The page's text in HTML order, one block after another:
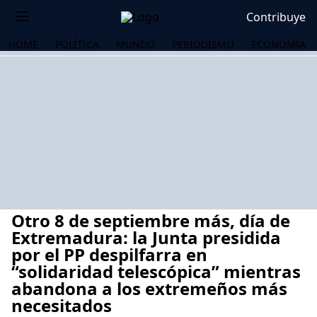
Contribuye
HOME POLÍTICA MUNDO PERIODISMO ECONOMÍA
Otro 8 de septiembre más, día de
Extremadura: la Junta presidida
por el PP despilfarra en
“solidaridad telescópica” mientras
abandona a los extremeños más
necesitados